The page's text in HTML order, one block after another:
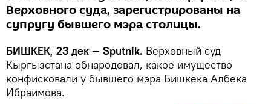
Верховного суда, зарегистрированы на
супругу бывшего мэра столицы.
БИШКЕК, 23 дек — Sputnik. Верховный суд
Кыргызстана обнародовал, какое имущество
конфисковали у бывшего мэра Бишкека Албека
Ибраимова.